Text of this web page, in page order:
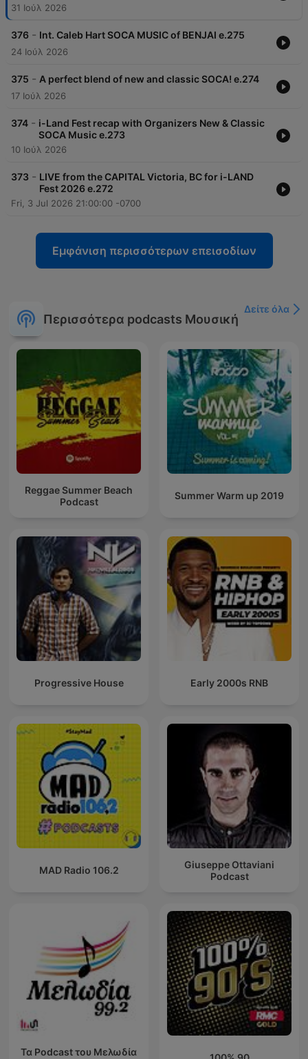
31 Ιούλ 2026
376 - Int. Caleb Hart SOCA MUSIC of BENJAI e.275
24 Ιούλ 2026
375 - A perfect blend of new and classic SOCA! e.274
17 Ιούλ 2026
374 - i-Land Fest recap with Organizers New & Classic
SOCA Music e.273
10 Ιούλ 2026
373 - LIVE from the CAPITAL Victoria, BC for i-LAND
Fest 2026 e.272
Fri, 3 Jul 2026 21:00:00 -0700
Εμφάνιση περισσότερων επεισοδίων
Περισσότερα podcasts Μουσική
Δείτε όλα
Reggae Summer Beach
Podcast
Summer Warm up 2019
Progressive House Early 2000s RNB
MAD Radio 106.2
Giuseppe Ottaviani
Podcast
Τα Podcast του Μελωδία